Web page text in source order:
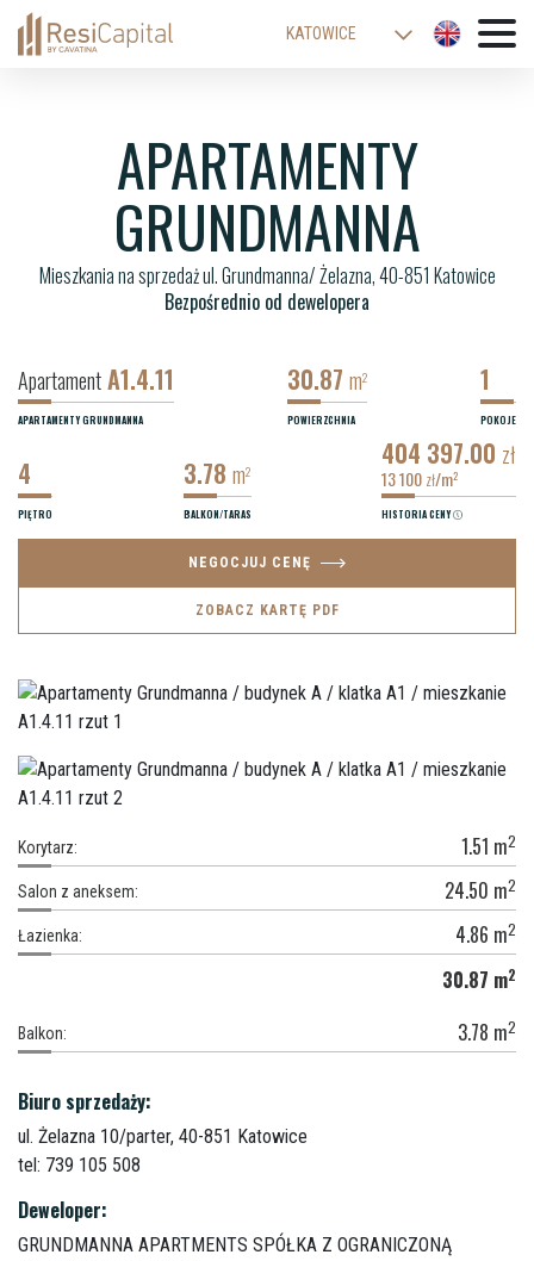
KATOWICE
WROCŁAW
KRAKÓW
BIELSKO-BIAŁA
APARTAMENTY
GRUNDMANNA
Mieszkania na sprzedaż ul. Grundmanna/ Żelazna, 40-851 Katowice
Bezpośrednio od dewelopera
APARTAMENTY GRUNDMANNA
ApartamentA1.4.11
POWIERZCHNIA
30.87 m2
POKOJE
1
PIĘTRO
4
BALKON/TARAS
3.78 m2
HISTORIA CENY
404 397.00 zł
13 100 zł/m2
NEGOCJUJ CENĘ
ZOBACZ KARTĘ PDF
Korytarz: 1.51 m2
Salon z aneksem: 24.50 m2
Łazienka: 4.86 m2
30.87 m2
Balkon: 3.78 m2
Biuro sprzedaży:
ul. Żelazna 10/parter, 40-851 Katowice
tel: 739 105 508
Deweloper:
GRUNDMANNA APARTMENTS SPÓŁKA Z OGRANICZONĄ